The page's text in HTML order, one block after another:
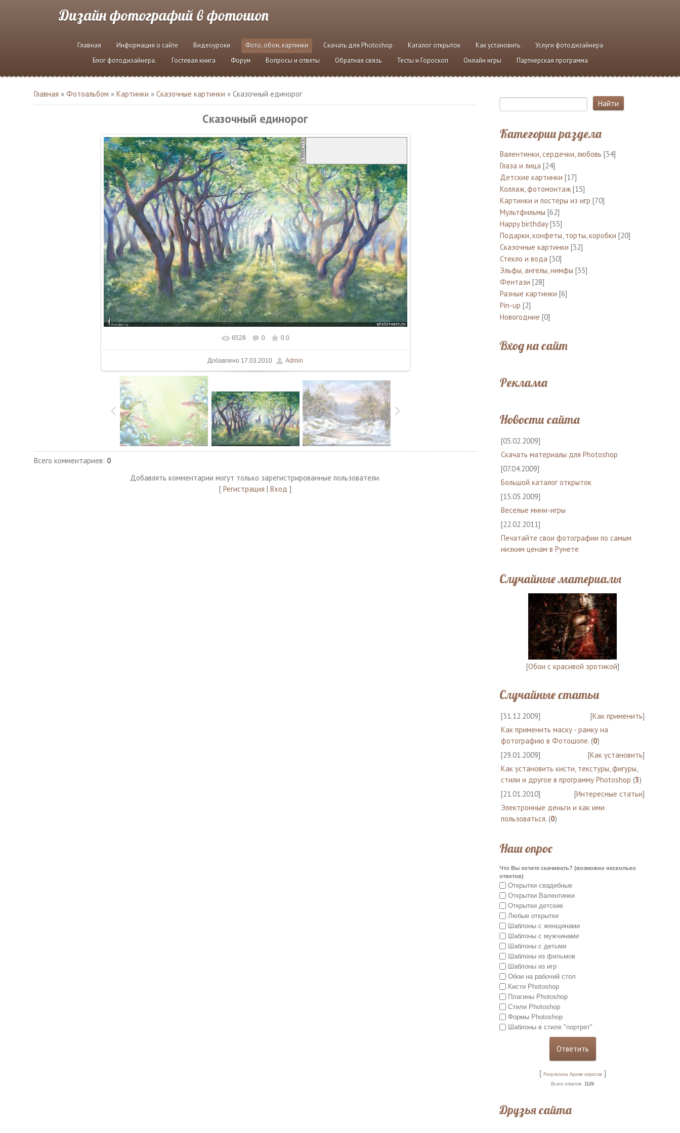
Дизайн фотографий в фотошоп
Главная Информация о сайте Видеоуроки Фото, обои, картинки Скачать для Photoshop Каталог открыток Как установить
Услуги фотодизайнера
Блог фотодизайнера.
Гостевая книга Форум Вопросы и ответы Обратная связь Тесты и Гороскоп Онлайн игры Партнерская программа
Главная »Фотоальбом »Картинки »Сказочные картинки » Сказочный единорог
Сказочный единорог
В реальном размере 1000x625
6528 0 0.0
Добавлено 17.03.2010 Admin
Всего комментариев: 0
Добавлять комментарии могут только зарегистрированные пользователи.
[ Регистрация | Вход ]
Категории раздела
Валентинки, сердечки, любовь [34]
Глаза и лица [24]
Детские картинки [17]
Коллаж, фотомонтаж [15]
Картинки и постеры из игр [70]
Мультфильмы [62]
Happy birthday [55]
Подарки, конфеты, торты, коробки [20]
Сказочные картинки [32]
Стекло и вода [30]
Эльфы, ангелы, нимфы [35]
Фентази [28]
Разные картинки [6]
Pin-up [2]
Новогодние [0]
Вход на сайт
Реклама
Новости сайта
[05.02.2009]
Скачать материалы для Photoshop
[07.04.2009]
Большой каталог открыток
[15.05.2009]
Веселые мини-игры
[22.02.2011]
Печатайте свои фотографии по самым
низким ценам в Рунете
Случайные материалы
[Обои с красивой эротикой]
Случайные статьи
[31.12.2009] [Как применить]
Как применить маску - рамку на
фотографию в Фотошопе. (0)
[29.01.2009]
[Как установить]
Как установить кисти, текстуры, фигуры,
стили и другое в программу Photoshop (3)
[21.01.2010]
[Интересные статьи]
Электронные деньги и как ими
пользоваться. (0)
Наш опрос
Что Вы хотите скачивать? (возможно несколько
ответов)
Открытки свадебные
Открытки Валентинки
Открытки детские
Любые открытки
Шаблоны с женщинами
Шаблоны с мужчинами
Шаблоны с детьми
Шаблоны из фильмов
Шаблоны из игр
Обои на рабочий стол
Кисти Photoshop
Плагины Photoshop
Стили Photoshop
Формы Photoshop
Шаблоны в стиле "портрет"
[ Результаты Архив опросов]
Всего ответов:1126
Друзья сайта